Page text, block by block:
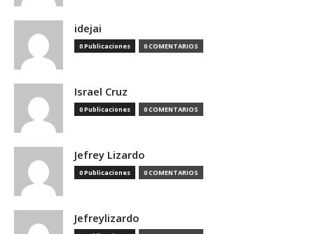
idejai
0 Publicaciones 0 COMENTARIOS
Israel Cruz
0 Publicaciones 0 COMENTARIOS
Jefrey Lizardo
0 Publicaciones 0 COMENTARIOS
Jefreylizardo